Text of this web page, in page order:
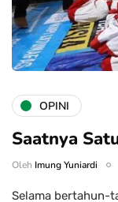
OPINI
Saatnya
Oleh Imung Yuniardi
Selama bertahun-